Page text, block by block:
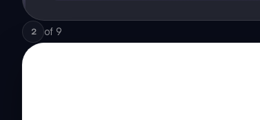
2 of 9